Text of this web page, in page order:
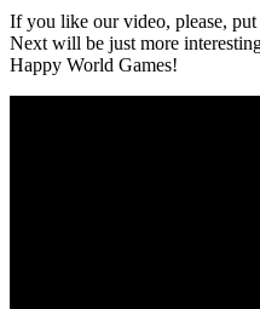
If you like our video, please,
Next will be just more
Happy World Games!